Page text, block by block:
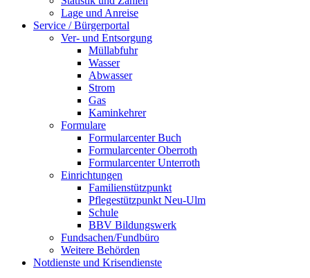
Lage und Anreise
Service / Bürgerportal
Ver- und Entsorgung
Müllabfuhr
Wasser
Abwasser
Strom
Gas
Kaminkehrer
Formulare
Formularcenter Buch
Formularcenter Oberroth
Formularcenter Unterroth
Einrichtungen
Familienstützpunkt
Pflegestützpunkt Neu-Ulm
Schule
BBV Bildungswerk
Fundsachen/Fundbüro
Weitere Behörden
Notdienste und Krisendienste